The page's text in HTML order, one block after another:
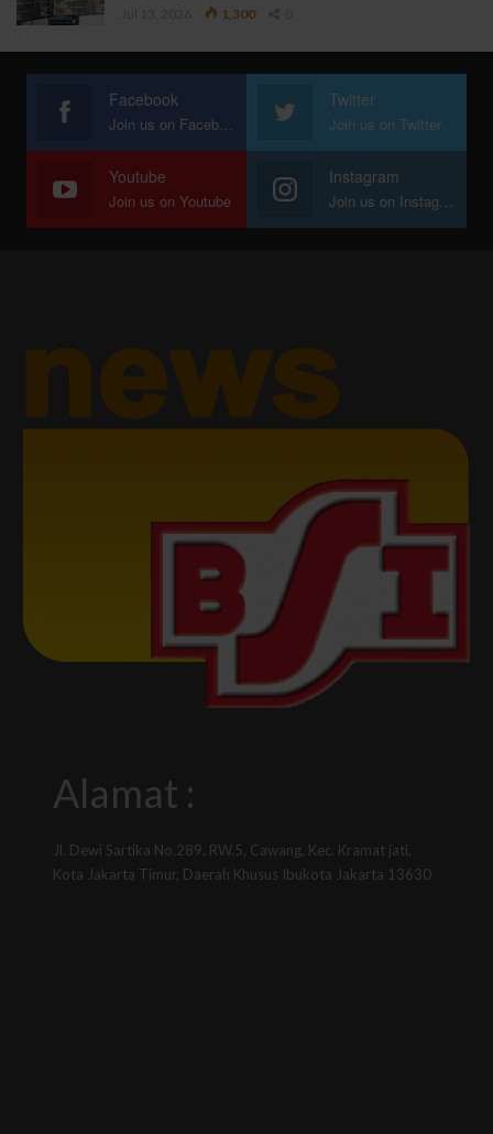
1,300
Facebook
Join us on Facebook
Twitter
Join us on Twitter
Youtube
Join us on Youtube
Instagram
Join us on Instagram
Alamat :
Jl. Dewi Sartika No.289, RW.5, Cawang, Kec. Kramat jati,
Kota Jakarta Timur, Daerah Khusus Ibukota Jakarta 13630